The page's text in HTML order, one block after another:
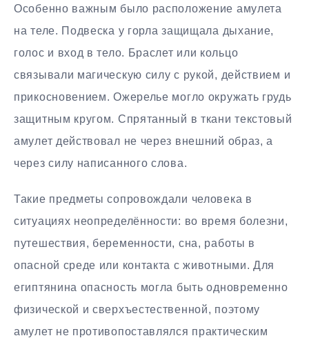
Особенно важным было расположение амулета
на теле. Подвеска у горла защищала дыхание,
голос и вход в тело. Браслет или кольцо
связывали магическую силу с рукой, действием и
прикосновением. Ожерелье могло окружать грудь
защитным кругом. Спрятанный в ткани текстовый
амулет действовал не через внешний образ, а
через силу написанного слова.
Такие предметы сопровождали человека в
ситуациях неопределённости: во время болезни,
путешествия, беременности, сна, работы в
опасной среде или контакта с животными. Для
египтянина опасность могла быть одновременно
физической и сверхъестественной, поэтому
амулет не противопоставлялся практическим